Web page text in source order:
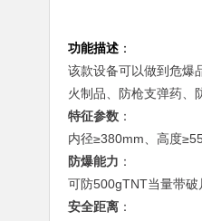
功能描述：
该款设备可以做到危爆
火制品、防枪支弹药、
特征参数：
内径≥380mm、高度
防爆能力 ：
可防500gTNT当量带破
安全距离：